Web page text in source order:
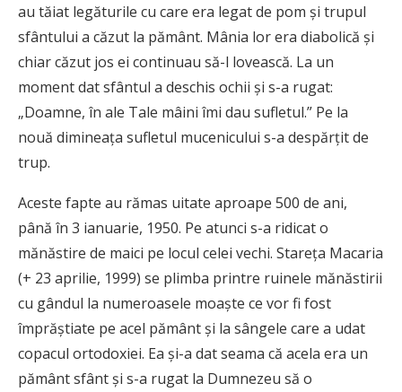
au tăiat legăturile cu care era legat de pom şi trupul
sfântului a căzut la pământ. Mânia lor era diabolică şi
chiar căzut jos ei continuau să-l lovească. La un
moment dat sfântul a deschis ochii şi s-a rugat:
„Doamne, în ale Tale mâini îmi dau sufletul.” Pe la
nouă dimineaţa sufletul mucenicului s-a despărţit de
trup.
Aceste fapte au rămas uitate aproape 500 de ani,
până în 3 ianuarie, 1950. Pe atunci s-a ridicat o
mănăstire de maici pe locul celei vechi. Stareţa Macaria
(+ 23 aprilie, 1999) se plimba printre ruinele mănăstirii
cu gândul la numeroasele moaşte ce vor fi fost
împrăştiate pe acel pământ şi la sângele care a udat
copacul ortodoxiei. Ea şi-a dat seama că acela era un
pământ sfânt şi s-a rugat la Dumnezeu să o